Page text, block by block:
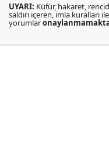
UYARI: Küfür, hakaret,
saldırı içeren, imla kuralları
yorumlar